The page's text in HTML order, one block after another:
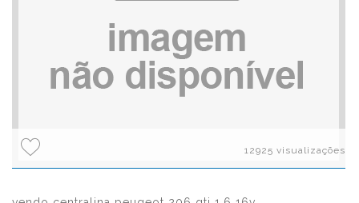
12925 visualizações